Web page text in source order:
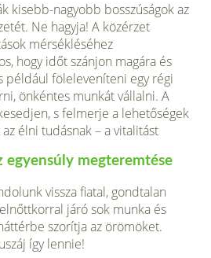
kisebb-nagyobb bosszúságok az
Ne hagyja! A közérzet
mérsékléséhez
hogy időt szánjon magára és
például föleleveníteni egy régi
önkéntes munkát vállalni. A
s fel­merje a lehetőségek
élni tudásnak – a vitalitást
egyensúly megteremtése
vissza fiatal, gondtalan
járó sok munka és
szorítja az örömöket.
így lennie!